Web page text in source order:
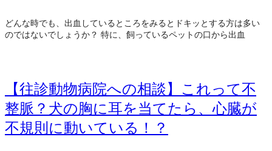
どんな時でも、出血しているところをみるとドキッとする方は多い
のではないでしょうか？ 特に、飼っているペットの口から出血
【往診動物病院への相談】これって不
整脈？犬の胸に耳を当てたら、心臓が
不規則に動いている！？